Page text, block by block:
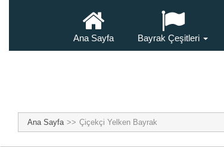
Ana Sayfa Çiçekçi Yelken Bayrak
Ana Sayfa Bayrak Çeşitleri